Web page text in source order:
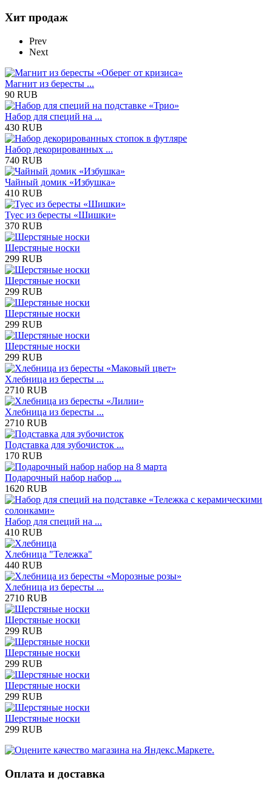
Хит продаж
Prev
Next
Магнит из бересты ...
90 RUB
Набор для специй на ...
430 RUB
Набор декорированных ...
740 RUB
Чайный домик «Избушка»
410 RUB
Туес из бересты «Шишки»
370 RUB
Шерстяные носки
299 RUB
Шерстяные носки
299 RUB
Шерстяные носки
299 RUB
Шерстяные носки
299 RUB
Хлебница из бересты ...
2710 RUB
Хлебница из бересты ...
2710 RUB
Подставка для зубочисток ...
170 RUB
Подарочный набор набор ...
1620 RUB
Набор для специй на ...
410 RUB
Хлебница "Тележка"
440 RUB
Хлебница из бересты ...
2710 RUB
Шерстяные носки
299 RUB
Шерстяные носки
299 RUB
Шерстяные носки
299 RUB
Шерстяные носки
299 RUB
Оплата и доставка